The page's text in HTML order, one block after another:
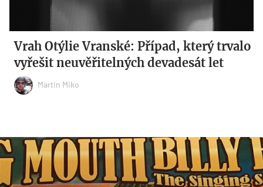
Vrah Otýlie Vranské: Případ, který trvalo
vyřešit neuvěřitelných devadesát let
Martin Miko